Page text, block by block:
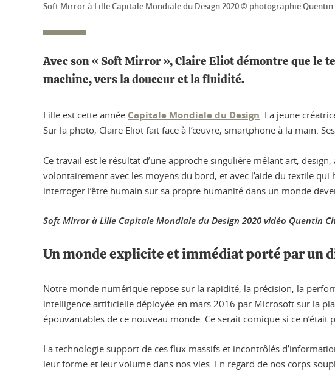
Soft Mirror à Lille Capitale Mondiale du Design 2020 © photographie
Avec son « Soft Mirror », Claire Eliot démontre que
machine, vers la douceur et la fluidité.
Lille est cette année Capitale Mondiale du Design. La jeune
Sur la photo, Claire Eliot fait face à l’œuvre, smartphone à la main.
Ce travail est le résultat d’une approche singulière mêlant art,
volontairement avec les moyens du bord, et avec l’aide du textile
interroger l’être humain sur sa propre humanité dans un monde
Soft Mirror à Lille Capitale Mondiale du Design 2020 vidéo Quentin
Un monde explicite et immédiat porté par un
Notre monde numérique repose sur la rapidité, la précision, la
intelligence artificielle déployée en mars 2016 par Microsoft sur la
épouvantables de ce nouveau monde. Ce serait comique si ce n’était
La technologie support de ces flux massifs et incontrôlés
leur forme et leur volume dans nos vies. En regard de nos corps